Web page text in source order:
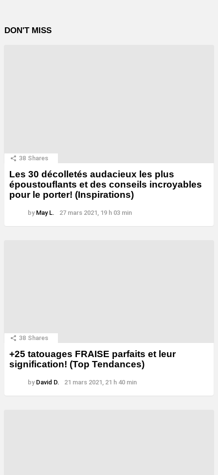
DON'T MISS
38 Shares
Les 30 décolletés audacieux les plus
époustouflants et des conseils incroyables
pour le porter! (Inspirations)
by May L. 27 mars 2021, 19 h 03 min
38 Shares
+25 tatouages ​​FRAISE parfaits et leur
signification! (Top Tendances)
by David D. 21 mars 2021, 21 h 40 min